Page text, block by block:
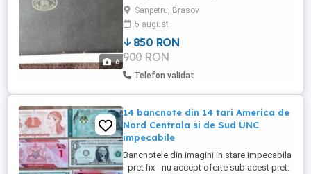
6
foarte bună
Sanpetru, Brasov
5 august
850 RON
900 RON
Telefon validat
14 bancnote din 14 tari America de
Nord Centrala si de Sud UNC
impecabile
Bancnotele din imagini in stare impecabila
- pret fix - nu accept oferte sub acest pret.